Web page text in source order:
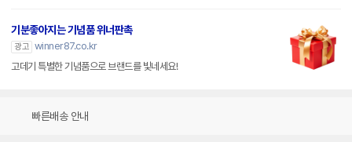
기분좋아지는 기념품 위너판촉
광고 winner87.co.kr
고데기 특별한 기념품으로 브랜드를 빛네세요!
빠른배송 안내